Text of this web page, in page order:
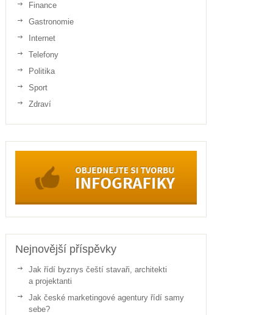
Finance
Gastronomie
Internet
Telefony
Politika
Sport
Zdraví
Nejnovější příspěvky
Jak řídí byznys čeští stavaři, architekti
a projektanti
Jak české marketingové agentury řídí samy
sebe?